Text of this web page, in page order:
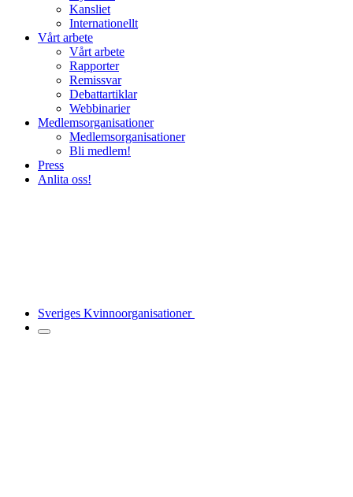
Kansliet
Internationellt
Vårt arbete
Vårt arbete
Rapporter
Remissvar
Debattartiklar
Webbinarier
Medlemsorganisationer
Medlemsorganisationer
Bli medlem!
Press
Anlita oss!
Sveriges Kvinnoorganisationer